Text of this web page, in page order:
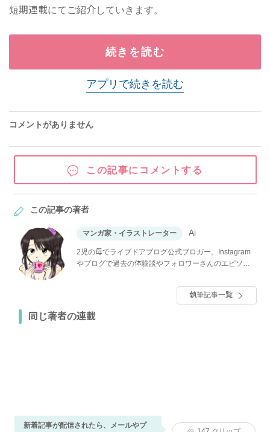
短期連載にてご紹介していきます。
続きを読む
アプリで続きを読む
コメントがありません
この記事にコメントする
この記事の著者
マンガ家・イラストレーター Ai
2児の母でライブドアブログ公式ブロガー。Instagram
やブログで過去の体験談やフォロワーさんのエピソー
執筆記事一覧
同じ著者の連載
新着記事が配信されたら、メールやプ